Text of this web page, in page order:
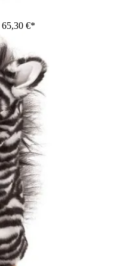
65,30 €*